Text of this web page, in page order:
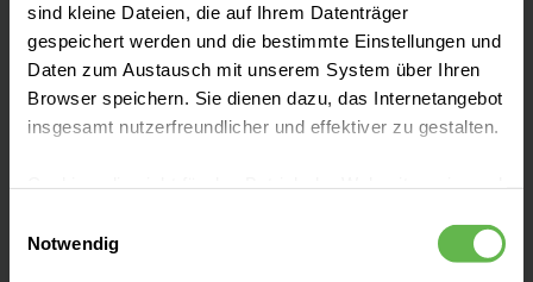
sind kleine Dateien, die auf Ihrem Datenträger
gespeichert werden und die bestimmte Einstellungen und
Daten zum Austausch mit unserem System über Ihren
Browser speichern. Sie dienen dazu, das Internetangebot
insgesamt nutzerfreundlicher und effektiver zu gestalten.
eingesetzt werden.
Notwendig
1963 entstand mit unserer Klinik ein Haus,
dass sich trotz vieler Widrigkeiten zu einer
modernen Einrichtung entwickelt hat.